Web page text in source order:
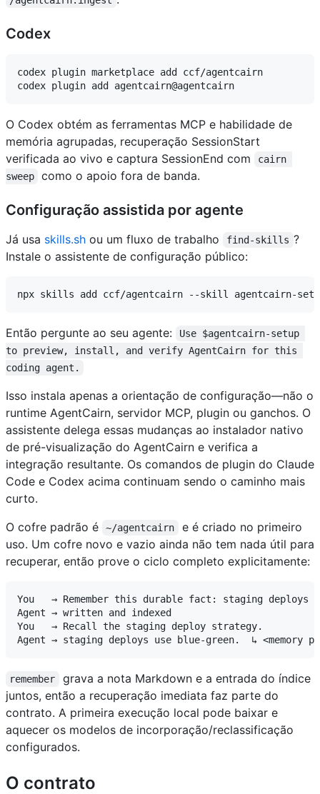
Codex
codex plugin marketplace add ccf/agentcairn
O Codex obtém as ferramentas MCP e habilidade de
memória agrupadas, recuperação SessionStart
verificada ao vivo e captura SessionEnd com
cairn
sweep
como o apoio fora de banda.
Configuração assistida por agente
Já usa skills.sh ou um fluxo de trabalho find-skills ?
Instale o assistente de configuração público:
Então pergunte ao seu agente:
Use $agentcairn-setup
to preview, install, and verify AgentCairn for this
coding agent.
Isso instala apenas a orientação de configuração—não o
runtime AgentCairn, servidor MCP, plugin ou ganchos. O
assistente delega essas mudanças ao instalador nativo
de pré-visualização do AgentCairn e verifica a
integração resultante. Os comandos de plugin do Claude
Code e Codex acima continuam sendo o caminho mais
curto.
O cofre padrão é
~/agentcairn
e é criado no primeiro
uso. Um cofre novo e vazio ainda não tem nada útil para
recuperar, então prove o ciclo completo explicitamente:
You   → Remember this durable fact: staging deploys
Agent → written and indexed
You   → Recall the staging deploy strategy.
remember
grava a nota Markdown e a entrada do índice
juntos, então a recuperação imediata faz parte do
contrato. A primeira execução local pode baixar e
aquecer os modelos de incorporação/reclassificação
configurados.
O contrato